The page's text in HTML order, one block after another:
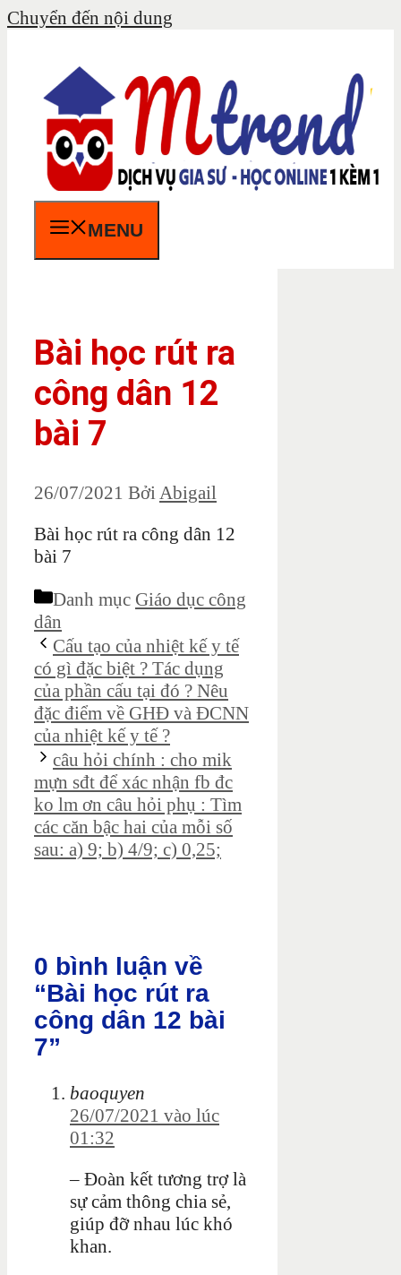
Chuyển đến nội dung
MENU
Bài học rút ra
công dân 12
bài 7
26/07/2021 BởiAbigail
Bài học rút ra công dân 12
bài 7
Danh mục Giáo dục công
dân
Cấu tạo của nhiệt kế y tế
có gì đặc biệt ? Tác dụng
của phần cấu tại đó ? Nêu
đặc điểm về GHĐ và ĐCNN
của nhiệt kế y tế ?
câu hỏi chính : cho mik
mựn sđt để xác nhận fb đc
ko lm ơn câu hỏi phụ : Tìm
các căn bậc hai của mỗi số
sau: a) 9; b) 4/9; c) 0,25;
0 bình luận về
“Bài học rút ra
công dân 12 bài
7”
baoquyen
26/07/2021 vào lúc
01:32
– Đoàn kết tương trợ là
sự cảm thông chia sẻ,
giúp đỡ nhau lúc khó
khan.